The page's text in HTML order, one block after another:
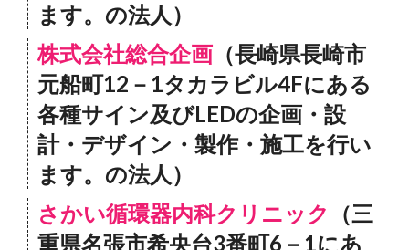
ます。の法人）
株式会社総合企画 （長崎県長崎市
元船町12－1タカラビル4Fにある
各種サイン及びLEDの企画・設
計・デザイン・製作・施工を行い
ます。の法人）
さかい循環器内科クリニック
（三
重県名張市希央台3番町6－1にあ